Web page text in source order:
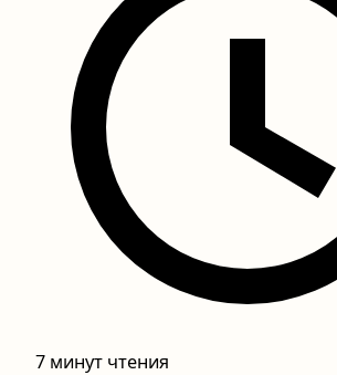
7 минут чтения